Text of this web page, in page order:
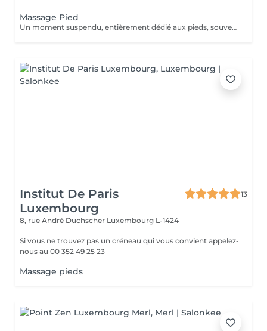
Massage Pied
Un moment suspendu, entièrement dédié aux pieds, souvent les grands oubliés du quotidien. Pressions ciblées sur les points réflexes, étirements doux et pétrissage profond viennent soulager la fatigue accumulée et relancer la circulation. Une parenthèse simple, pour repartir léger jusqu'au bout des orteils.
Institut De Paris
Luxembourg
13
8, rue André Duchscher Luxembourg L-1424
Si vous ne trouvez pas un créneau qui vous convient appelez-
nous au 00 352 49 25 23
Massage pieds